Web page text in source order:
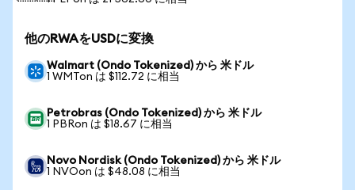
他のRWAをUSDに変換
Walmart (Ondo Tokenized) から 米ドル
1 WMTon は $112.72 に相当
Petrobras (Ondo Tokenized) から 米ドル
1 PBRon は $18.67 に相当
Novo Nordisk (Ondo Tokenized) から 米ドル
1 NVOon は $48.08 に相当